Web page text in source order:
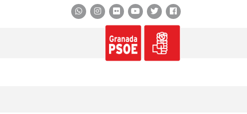
Facebook
Twitter
YouTube
Flickr
Instagram
Whatsapp